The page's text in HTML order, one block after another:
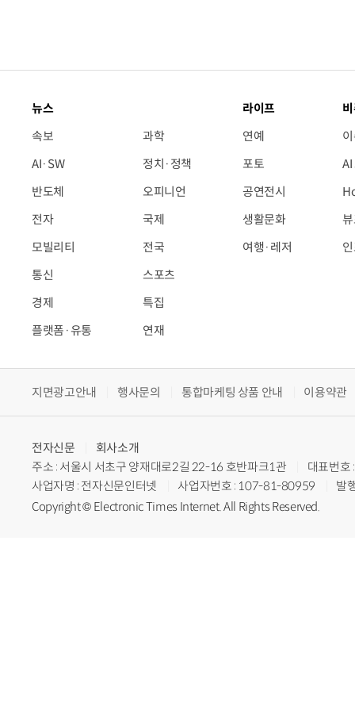
뉴스
속보
AI·SW
반도체
전자
모빌리티
통신
경제
플랫폼·유통
과학
정치·정책
오피니언
국제
전국
스포츠
특집
연재
라이프
연예
포토
공연전시
생활문화
여행·레저
지면광고안내 행사문의 통합마케팅 상품 안내 이용약관
전자신문
회사소개
주소 : 서울시 서초구 양재대로2길 22-16 호반파크1관
대표번
사업자명 : 전자신문인터넷
사업자번호 : 107-81-80959
발
Copyright © Electronic Times Internet. All Rights Reserved.